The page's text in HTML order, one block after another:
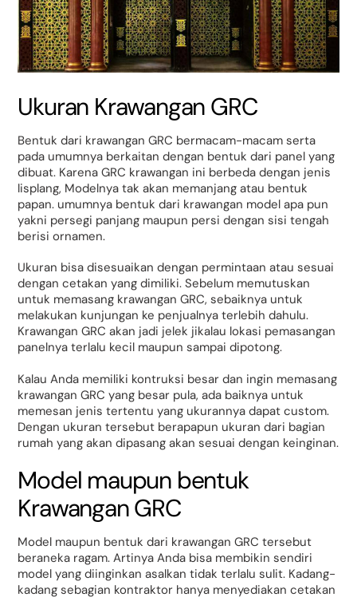
Ukuran Krawangan GRC
Bentuk dari krawangan GRC bermacam-macam serta
pada umumnya berkaitan dengan bentuk dari panel yang
dibuat. Karena GRC krawangan ini berbeda dengan jenis
lisplang, Modelnya tak akan memanjang atau bentuk
papan. umumnya bentuk dari krawangan model apa pun
yakni persegi panjang maupun persi dengan sisi tengah
berisi ornamen.
Ukuran bisa disesuaikan dengan permintaan atau sesuai
dengan cetakan yang dimiliki. Sebelum memutuskan
untuk memasang krawangan GRC, sebaiknya untuk
melakukan kunjungan ke penjualnya terlebih dahulu.
Krawangan GRC akan jadi jelek jikalau lokasi pemasangan
panelnya terlalu kecil maupun sampai dipotong.
Kalau Anda memiliki kontruksi besar dan ingin memasang
krawangan GRC yang besar pula, ada baiknya untuk
memesan jenis tertentu yang ukurannya dapat custom.
Dengan ukuran tersebut berapapun ukuran dari bagian
rumah yang akan dipasang akan sesuai dengan keinginan.
Model maupun bentuk
Krawangan GRC
Model maupun bentuk dari krawangan GRC tersebut
beraneka ragam. Artinya Anda bisa membikin sendiri
model yang diinginkan asalkan tidak terlalu sulit. Kadang-
kadang sebagian kontraktor hanya menyediakan cetakan